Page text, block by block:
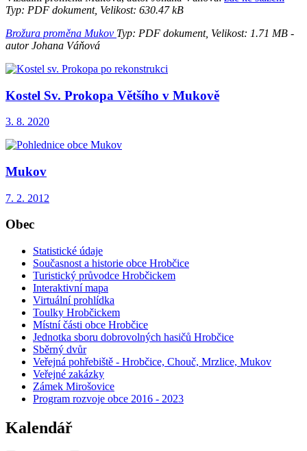
Typ: PDF dokument, Velikost: 630.47 kB
Brožura proměna Mukov Typ: PDF dokument, Velikost: 1.71 MB -
autor Johana Váňová
Kostel Sv. Prokopa Většího v Mukově
3. 8. 2020
Mukov
7. 2. 2012
Obec
Statistické údaje
Současnost a historie obce Hrobčice
Turistický průvodce Hrobčickem
Interaktivní mapa
Virtuální prohlídka
Toulky Hrobčickem
Místní části obce Hrobčice
Jednotka sboru dobrovolných hasičů Hrobčice
Sběrný dvůr
Veřejná pohřebiště - Hrobčice, Chouč, Mrzlice, Mukov
Veřejné zakázky
Zámek Mirošovice
Program rozvoje obce 2016 - 2023
Kalendář